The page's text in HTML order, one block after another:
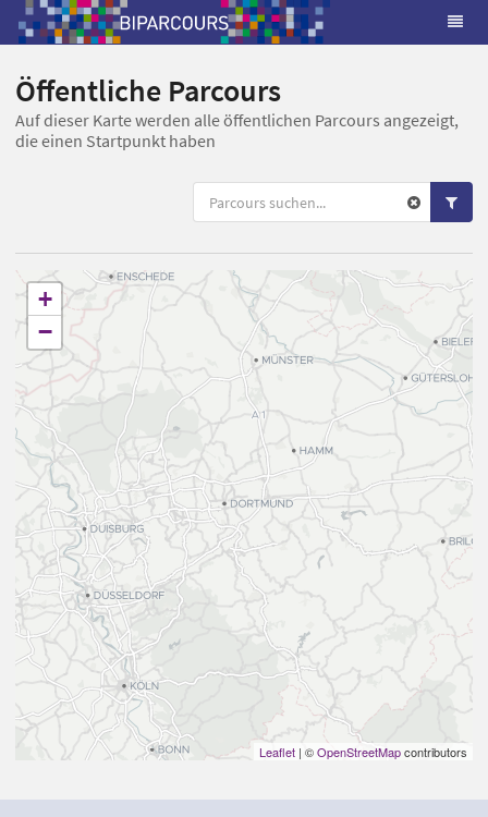
Öffentliche Parcours
Auf dieser Karte werden alle öffentlichen Parcours angezeigt,
die einen Startpunkt haben
+
−
Leaflet | ©OpenStreetMapcontributors